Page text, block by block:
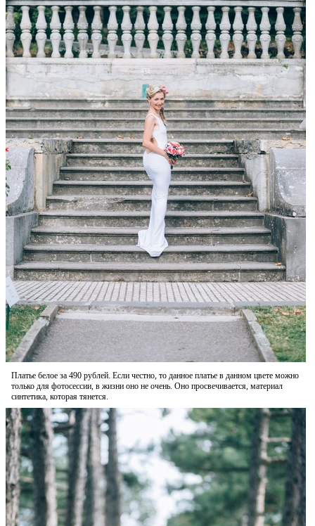
Платье белое за 490 рублей. Если честно, то данное платье в данном цвете можно
только для фотосессии, в жизни оно не очень. Оно просвечивается, материал
синтетика, которая тянется.